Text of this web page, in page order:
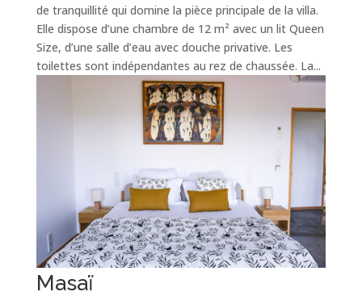
de tranquillité qui domine la pièce principale de la villa.
Elle dispose d’une chambre de 12 m² avec un lit Queen
Size, d’une salle d’eau avec douche privative. Les
toilettes sont indépendantes au rez de chaussée. La...
Masaï